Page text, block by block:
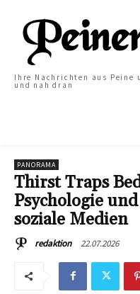
Ihre Nachrichten aus Peine
und nah dran
PANORAMA
Thirst Traps
Psychologie
soziale Medien
redaktion 22.07.2026